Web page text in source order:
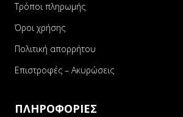
Τρόποι πληρωμής
Όροι χρήσης
Πολιτική απορρήτου
Επιστροφές – Ακυρώσεις
ΠΛΗΡΟΦΟΡΙΕΣ